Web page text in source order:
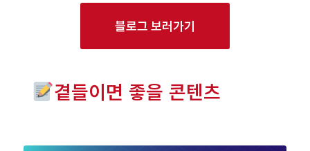
블로그 보러가기
곁들이면 좋을 콘텐츠